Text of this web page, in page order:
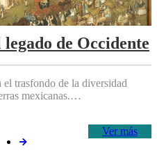
de Occidente
trasfondo de la diversidad
mexicanas.…
Ver más